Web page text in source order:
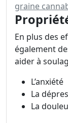
graine
En plus des
également
aider à
L’anxiété
La
La